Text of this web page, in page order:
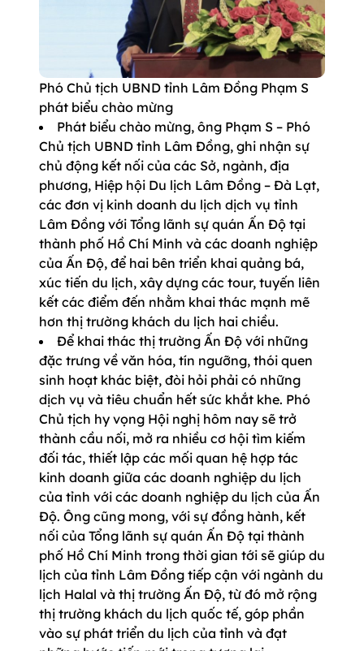
Phó Chủ tịch UBND tỉnh Lâm Đồng Phạm S
phát biểu chào mừng
Phát biểu chào mừng, ông Phạm S – Phó
Chủ tịch UBND tỉnh Lâm Đồng, ghi nhận sự
chủ động kết nối của các Sở, ngành, địa
phương, Hiệp hội Du lịch Lâm Đồng – Đà Lạt,
các đơn vị kinh doanh du lịch dịch vụ tỉnh
Lâm Đồng với Tổng lãnh sự quán Ấn Độ tại
thành phố Hồ Chí Minh và các doanh nghiệp
của Ấn Độ, để hai bên triển khai quảng bá,
xúc tiến du lịch, xây dựng các tour, tuyến liên
kết các điểm đến nhằm khai thác mạnh mẽ
hơn thị trường khách du lịch hai chiều.
Để khai thác thị trường Ấn Độ với những
đặc trưng về văn hóa, tín ngưỡng, thói quen
sinh hoạt khác biệt, đòi hỏi phải có những
dịch vụ và tiêu chuẩn hết sức khắt khe. Phó
Chủ tịch hy vọng Hội nghị hôm nay sẽ trở
thành cầu nối, mở ra nhiều cơ hội tìm kiếm
đối tác, thiết lập các mối quan hệ hợp tác
kinh doanh giữa các doanh nghiệp du lịch
của tỉnh với các doanh nghiệp du lịch của Ấn
Độ. Ông cũng mong, với sự đồng hành, kết
nối của Tổng lãnh sự quán Ấn Độ tại thành
phố Hồ Chí Minh trong thời gian tới sẽ giúp du
lịch của tỉnh Lâm Đồng tiếp cận với ngành du
lịch Halal và thị trường Ấn Độ, từ đó mở rộng
thị trường khách du lịch quốc tế, góp phần
vào sự phát triển du lịch của tỉnh và đạt